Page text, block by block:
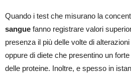
Quando i test che misurano la
sangue fanno registrare valori
presenza il più delle volte di
oppure di diete che presentino un
delle proteine. Inoltre, e spesso in